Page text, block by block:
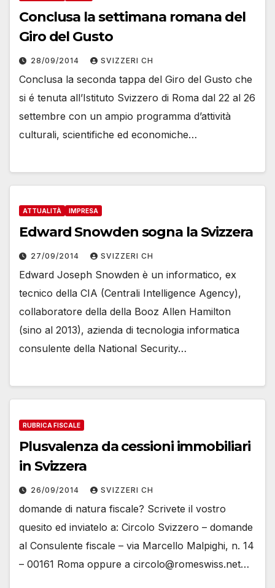
Conclusa la settimana romana del
Giro del Gusto
28/09/2014 SVIZZERI CH
Conclusa la seconda tappa del Giro del Gusto che
si é tenuta all’Istituto Svizzero di Roma dal 22 al 26
settembre con un ampio programma d’attività
culturali, scientifiche ed economiche…
ATTUALITÀ IMPRESA
Edward Snowden sogna la Svizzera
27/09/2014 SVIZZERI CH
Edward Joseph Snowden è un informatico, ex
tecnico della CIA (Centrali Intelligence Agency),
collaboratore della della Booz Allen Hamilton
(sino al 2013), azienda di tecnologia informatica
consulente della National Security…
RUBRICA FISCALE
Plusvalenza da cessioni immobiliari
in Svizzera
26/09/2014 SVIZZERI CH
domande di natura fiscale? Scrivete il vostro
quesito ed inviatelo a: Circolo Svizzero – domande
al Consulente fiscale – via Marcello Malpighi, n. 14
– 00161 Roma oppure a circolo@romeswiss.net…